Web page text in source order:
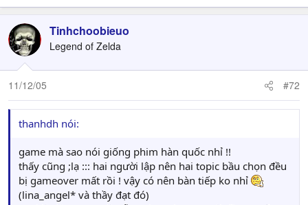
Tinhchoobieuo
Legend of Zelda
11/12/05 #72
thanhdh nói:
game mà sao nói giống phim hàn quốc nhỉ !!
thấy cũng ;lạ ::: hai người lập nên hai topic bầu chọn đều
bị gameover mất rồi ! vậy có nên bàn tiếp ko nhỉ
(lina_angel* và thầy đạt đó)